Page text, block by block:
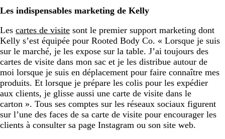
Les indispensables marketing de Kelly
Les cartes de visite sont le premier support marketing dont
Kelly s’est équipée pour Rooted Body Co. « Lorsque je suis
sur le marché, je les expose sur la table. J’ai toujours des
cartes de visite dans mon sac et je les distribue autour de
moi lorsque je suis en déplacement pour faire connaître mes
produits. Et lorsque je prépare les colis pour les expédier
aux clients, je glisse aussi une carte de visite dans le
carton ». Tous ses comptes sur les réseaux sociaux figurent
sur l’une des faces de sa carte de visite pour encourager les
clients à consulter sa page Instagram ou son site web.